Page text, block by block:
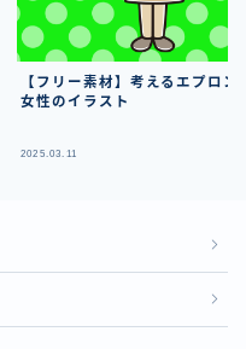
【フリー素材】考えるエプロン
女性のイラスト
2025.03.11